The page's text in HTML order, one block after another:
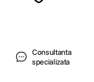
Consultanta
specializata